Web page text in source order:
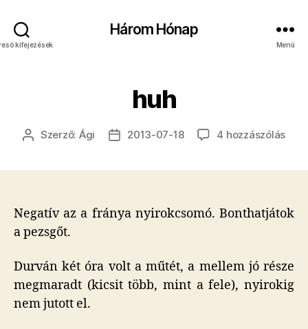
kifejezések
Három Hónap
Menü
huh
Bejegyzés
Szerző: Ági
Bejegyzés
2013-07-18 4 hozzászóláshuh
Negatív az a fránya nyirokcsomó. Bonthatjátok
a pezsgőt.
Durván két óra volt a műtét, a mellem jó része
megmaradt (kicsit több, mint a fele), nyirokig
nem jutott el.